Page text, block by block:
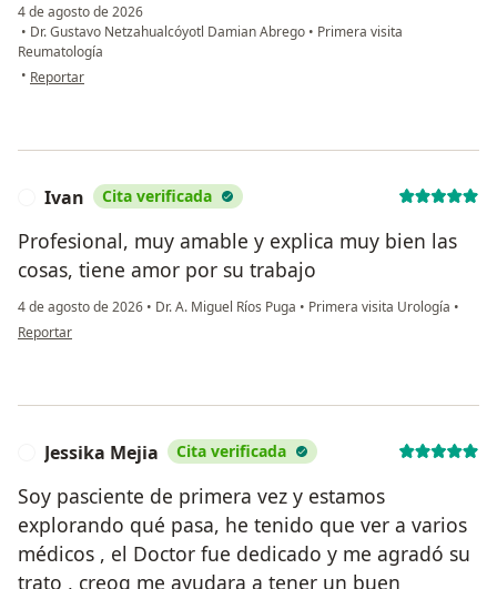
4 de agosto de 2026
• Dr. Gustavo Netzahualcóyotl Damian Abrego • Primera visita
Reumatología
• en opinión del usuario Ma Elena Estrada Aguilar
Reportar
Ivan Cita verificada
Profesional, muy amable y explica muy bien las
cosas, tiene amor por su trabajo
4 de agosto de 2026 • Dr. A. Miguel Ríos Puga • Primera visita Urología •
en opinión del usuario Ivan
Reportar
Jessika Mejia Cita verificada
Soy pasciente de primera vez y estamos
explorando qué pasa, he tenido que ver a varios
médicos , el Doctor fue dedicado y me agradó su
trato , creoq me ayudara a tener un buen